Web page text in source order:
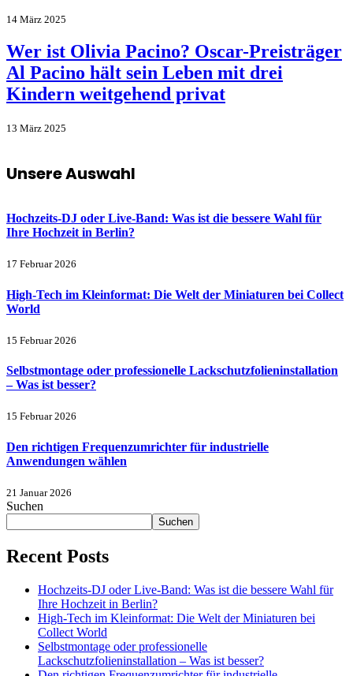
14 März 2025
Wer ist Olivia Pacino? Oscar-Preisträger
Al Pacino hält sein Leben mit drei
Kindern weitgehend privat
13 März 2025
Unsere Auswahl
Hochzeits-DJ oder Live-Band: Was ist die bessere Wahl für
Ihre Hochzeit in Berlin?
17 Februar 2026
High-Tech im Kleinformat: Die Welt der Miniaturen bei Collect
World
15 Februar 2026
Selbstmontage oder professionelle Lackschutzfolieninstallation
– Was ist besser?
15 Februar 2026
Den richtigen Frequenzumrichter für industrielle
Anwendungen wählen
21 Januar 2026
Suchen
Suchen
Recent Posts
Hochzeits-DJ oder Live-Band: Was ist die bessere Wahl für
Ihre Hochzeit in Berlin?
High-Tech im Kleinformat: Die Welt der Miniaturen bei
Collect World
Selbstmontage oder professionelle
Lackschutzfolieninstallation – Was ist besser?